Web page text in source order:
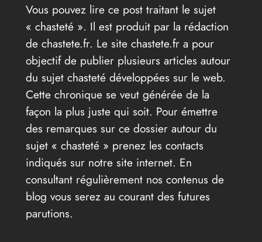
Vous pouvez lire ce post traitant le sujet
« chasteté ». Il est produit par la rédaction
de chastete.fr. Le site chastete.fr a pour
objectif de publier plusieurs articles autour
du sujet chasteté développées sur le web.
Cette chronique se veut générée de la
façon la plus juste qui soit. Pour émettre
des remarques sur ce dossier autour du
sujet « chasteté » prenez les contacts
indiqués sur notre site internet. En
consultant régulièrement nos contenus de
blog vous serez au courant des futures
parutions.